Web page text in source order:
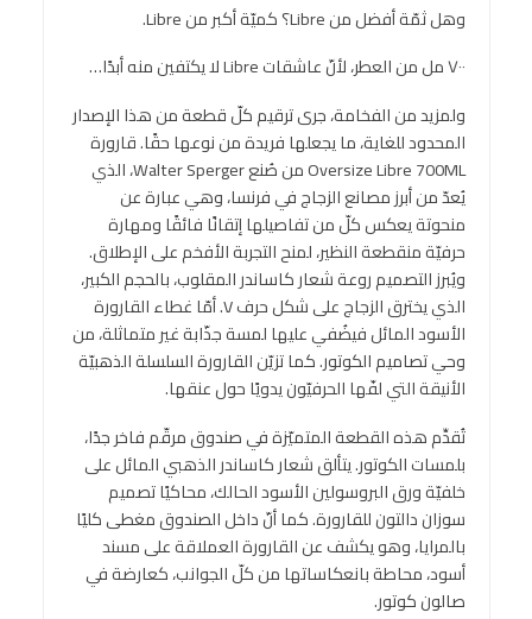
وهل ثمّة أفضل من Libre؟ كميّة أكبر من Libre.
٧٠٠ مل من العطر، لأنّ عاشقات Libre لا يكتفين منه أبدًا…
ولمزيد من الفخامة، جرى ترقيم كلّ قطعة من هذا الإصدار
المحدود للغاية، ما يجعلها فريدة من نوعها حقًا. قارورة
Oversize Libre 700ML من صُنع Walter Sperger، الذي
يُعدّ من أبرز مصانع الزجاج في فرنسا، وهي عبارة عن
منحوتة يعكس كلّ من تفاصيلها إتقانًا فائقًا ومهارة
حرفيّة منقطعة النظير، لمنح التجربة الأفخم على الإطلاق.
ويُبرز التصميم روعة شعار كاساندر المقلوب، بالحجم الكبير،
الذي يخترق الزجاج على شكل حرف V. أمّا غطاء القارورة
الأسود المائل فيضُفي عليها لمسة جذّابة غير متماثلة، من
وحي تصاميم الكوتور. كما تزيّن القارورة السلسلة الذهبيّة
الأنيقة التي لفّها الحرفيّون يدويًا حول عنقها.
تُقدِّم هذه القطعة المتميّزة في صندوق مرقّم فاخر جدًا،
بلمسات الكوتور. يتألق شعار كاساندر الذهبي المائل على
خلفيّة ورق البروسولين الأسود الحالك، محاكيًا تصميم
سوزان دالتون للقارورة. كما أنّ داخل الصندوق مغطى كليًا
بالمرايا، وهو يكشف عن القارورة العملاقة على مسند
أسود، محاطة بانعكاساتها من كلّ الجوانب، كعارضة في
صالون كوتور.